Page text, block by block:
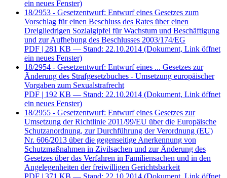
ein neues Fenster)
18/2953 - Gesetzentwurf: Entwurf eines Gesetzes zum
Vorschlag für einen Beschluss des Rates über einen
Dreigliedrigen Sozialgipfel für Wachstum und Beschäftigung
und zur Aufhebung des Beschlusses 2003/174/EG
PDF | 281 KB — Stand: 22.10.2014 (Dokument, Link öffnet
ein neues Fenster)
18/2954 - Gesetzentwurf: Entwurf eines ... Gesetzes zur
Änderung des Strafgesetzbuches - Umsetzung europäischer
Vorgaben zum Sexualstrafrecht
PDF | 192 KB — Stand: 22.10.2014 (Dokument, Link öffnet
ein neues Fenster)
18/2955 - Gesetzentwurf: Entwurf eines Gesetzes zur
Umsetzung der Richtlinie 2011/99/EU über die Europäische
Schutzanordnung, zur Durchführung der Verordnung (EU)
Nr. 606/2013 über die gegenseitige Anerkennung von
Schutzmaßnahmen in Zivilsachen und zur Änderung des
Gesetzes über das Verfahren in Familiensachen und in den
Angelegenheiten der freiwilligen Gerichtsbarkeit
PDF | 371 KB — Stand: 22.10.2014 (Dokument, Link öffnet